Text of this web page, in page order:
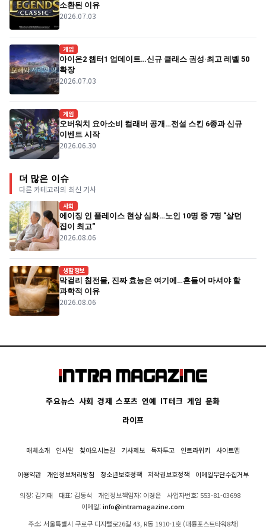
소환된 이유
2026.07.03
게임
아이온2 챕터1 업데이트…신규 클래스 권성·최고 레벨 50
확장
2026.07.03
게임
오버워치 요아소비 컬래버 공개…전설 스킨 6종과 신규
이벤트 시작
2026.06.30
더 많은 이슈
다른 카테고리의 최신 기사
사회
에이징 인 플레이스 현상 심화…노인 10명 중 7명 "살던
집이 최고"
2026.08.06
생활정보
막걸리 침전물, 진짜 효능은 여기에…흔들어 마셔야 할
과학적 이유
2026.08.06
주요뉴스 사회 경제 스포츠 연예 IT테크 게임 문화
라이프
매체소개 인사말 찾아오시는길 기사제보 독자투고 인트라위키 사이트맵
이용약관 개인정보처리방침 청소년보호정책 저작권보호정책 이메일무단수집거부
의장: 김기태 대표: 김동석 개인정보책임자: 이경은
사업자번호: 553-81-03698
이메일:info@intramagazine.com
주소: 서울특별시 구로구 디지털로26길 43, R동 1910-1호 (대륭포스트타워8차)